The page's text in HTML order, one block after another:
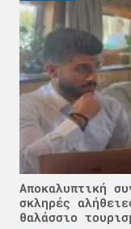
Αποκαλυπτική
σκληρές
θαλάσσιο